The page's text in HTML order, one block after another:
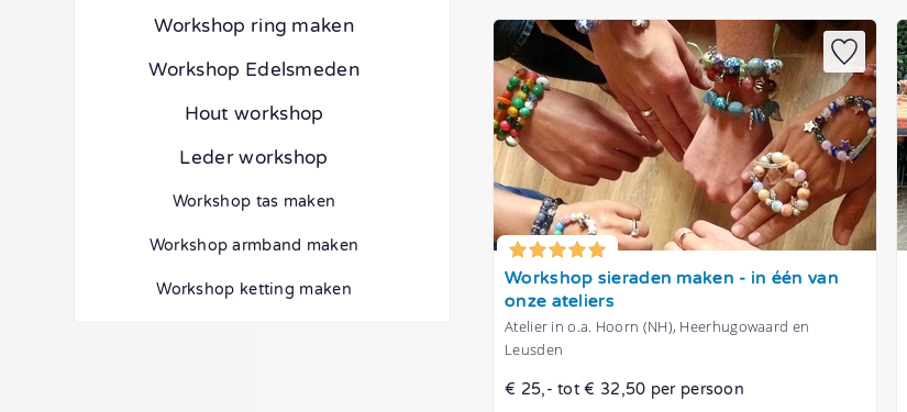
Workshop ring maken
Workshop Edelsmeden
Hout workshop
Leder workshop
Workshop tas maken
Workshop armband maken
Workshop ketting maken
Tonen
Workshop sieraden maken - in één van
onze ateliers
Atelier in o.a. Hoorn (NH), Heerhugowaard en
Leusden
€ 25,- tot € 32,50 per persoon